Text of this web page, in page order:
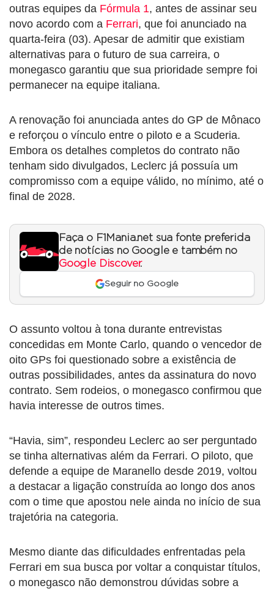
outras equipes da Fórmula 1, antes de assinar seu
novo acordo com a Ferrari, que foi anunciado na
quarta-feira (03). Apesar de admitir que existiam
alternativas para o futuro de sua carreira, o
monegasco garantiu que sua prioridade sempre foi
permanecer na equipe italiana.
A renovação foi anunciada antes do GP de Mônaco
e reforçou o vínculo entre o piloto e a Scuderia.
Embora os detalhes completos do contrato não
tenham sido divulgados, Leclerc já possuía um
compromisso com a equipe válido, no mínimo, até o
final de 2028.
Faça o F1Mania.net sua fonte preferida
de notícias no Google e também no
Google Discover.
Seguir no Google
O assunto voltou à tona durante entrevistas
concedidas em Monte Carlo, quando o vencedor de
oito GPs foi questionado sobre a existência de
outras possibilidades, antes da assinatura do novo
contrato. Sem rodeios, o monegasco confirmou que
havia interesse de outros times.
“Havia, sim”, respondeu Leclerc ao ser perguntado
se tinha alternativas além da Ferrari. O piloto, que
defende a equipe de Maranello desde 2019, voltou
a destacar a ligação construída ao longo dos anos
com o time que apostou nele ainda no início de sua
trajetória na categoria.
Mesmo diante das dificuldades enfrentadas pela
Ferrari em sua busca por voltar a conquistar títulos,
o monegasco não demonstrou dúvidas sobre a